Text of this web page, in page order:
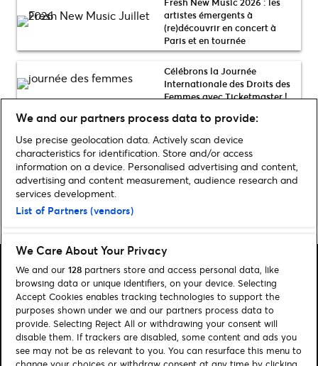
artistes émergents à
(re)découvrir en concert à
Paris et en tournée
Célébrons la Journée
Internationale des Droits des
Femmes avec Ticketmaster !
Afficher plus
Home» New Music
Rechercher
Gérer mes cookies
We and our partners process data to provide:
Use precise geolocation data. Actively scan device
characteristics for identification. Store and/or access
information on a device. Personalised advertising and content,
advertising and content measurement, audience research and
services development.
List of Partners (vendors)
We Care About Your Privacy
We and our 128 partners store and access personal data, like
browsing data or unique identifiers, on your device. Selecting
Accept Cookies enables tracking technologies to support the
purposes shown under we and our partners process data to
provide. Selecting Reject All or withdrawing your consent will
disable them. If trackers are disabled, some content and ads you
see may not be as relevant to you. You can resurface this menu to